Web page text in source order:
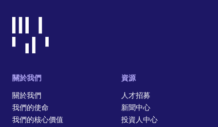
關於我們
關於我們
我們的使命
我們的核心價值
資源
人才招募
新聞中心
投資人中心